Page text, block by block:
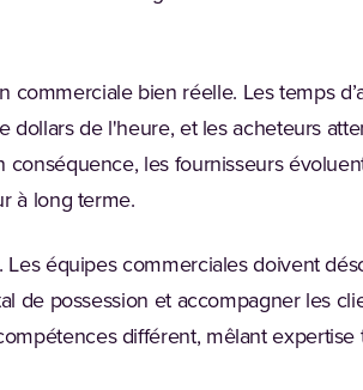
bien réelle. Les temps
dollars de l'heure, et les acheteurs
les fournisseurs
à long terme.
équipes commerciales doivent
de possession et accompagner les
différent, mêlant